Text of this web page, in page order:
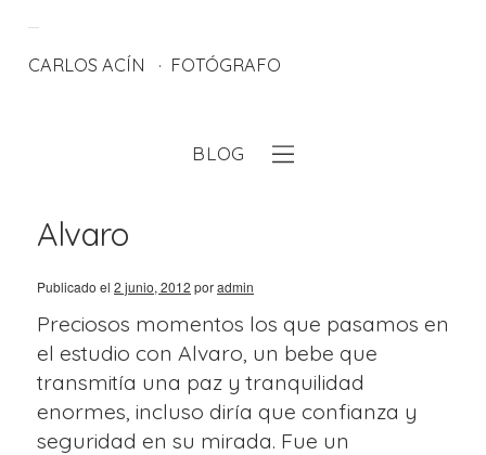
CARLOS ACÍN FOTÓGRAFO
BLOG
Alvaro
Publicado el 2 junio, 2012 poradmin
Preciosos momentos los que pasamos en
el estudio con Alvaro, un bebe que
transmitía una paz y tranquilidad
enormes, incluso diría que confianza y
seguridad en su mirada. Fue un